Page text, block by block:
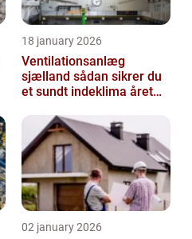
18 january 2026
Ventilationsanlæg
sjælland sådan sikrer du
et sundt indeklima året
02 january 2026